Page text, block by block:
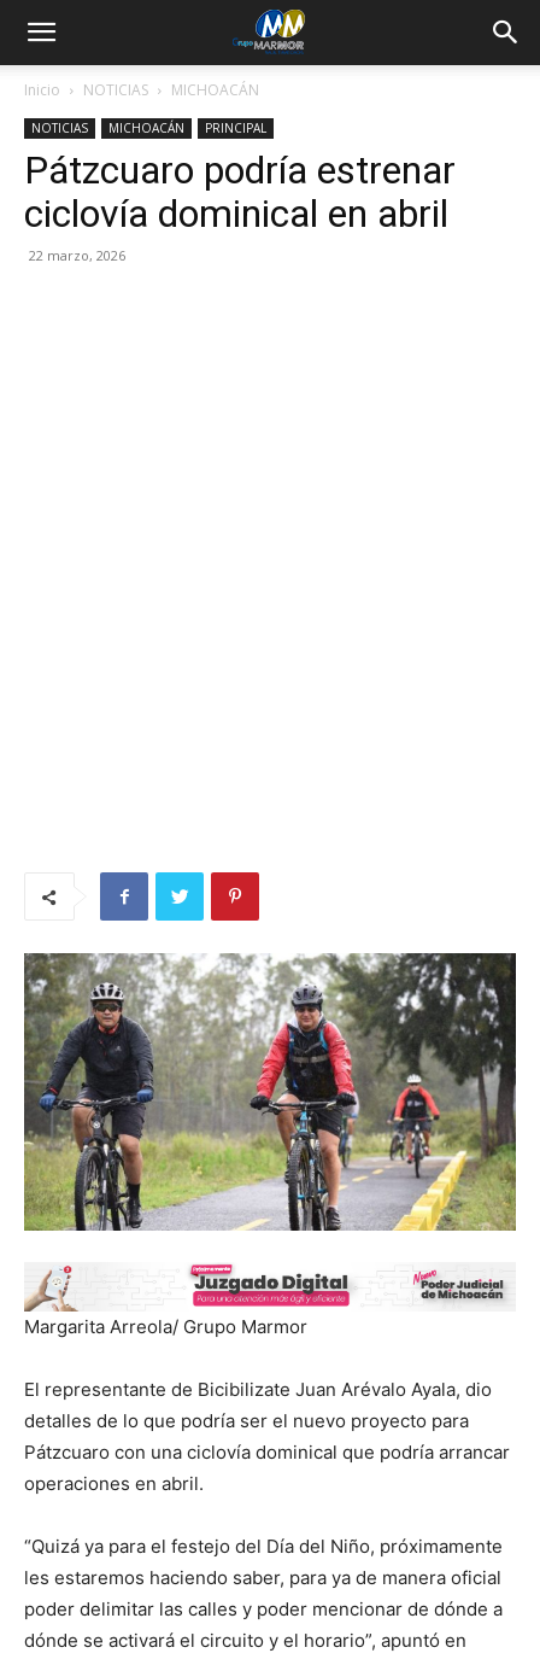
Inicio NOTICIAS MICHOACÁN
NOTICIAS MICHOACÁN PRINCIPAL
Pátzcuaro podría estrenar
ciclovía dominical en abril
22 marzo, 2026
Margarita Arreola/ Grupo Marmor
El representante de Bicibilizate Juan Arévalo Ayala, dio
detalles de lo que podría ser el nuevo proyecto para
Pátzcuaro con una ciclovía dominical que podría arrancar
operaciones en abril.
“Quizá ya para el festejo del Día del Niño, próximamente
les estaremos haciendo saber, para ya de manera oficial
poder delimitar las calles y poder mencionar de dónde a
dónde se activará el circuito y el horario”, apuntó en